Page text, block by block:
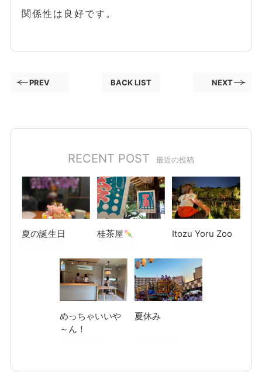
関係性は良好です。
PREV BACK LIST NEXT
RECENT POST 最近の投稿
夏の誕生日 桂茶屋 Itozu Yoru Zoo
めっちゃいいや
～ん！
夏休み